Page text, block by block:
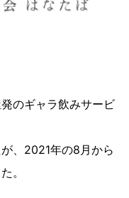
のギャラ飲みサービ
、2021年の8月から
。